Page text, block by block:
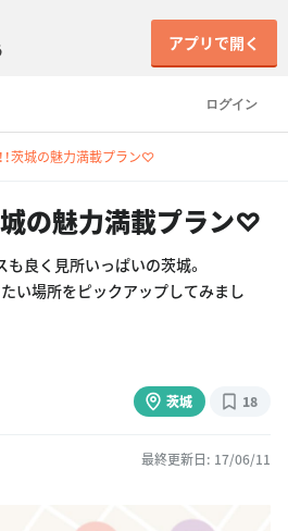
ログイン
アプリで開く
！茨城の魅力満載プラン♡
城の魅力満載プラン♡
も良く見所いっぱいの茨城。
い場所をピックアップしてみまし
茨城 18
最終更新日: 17/06/11